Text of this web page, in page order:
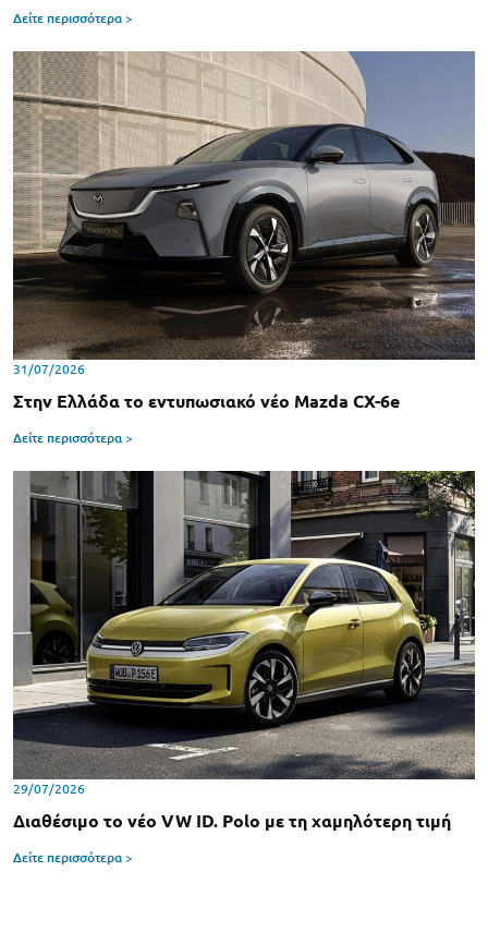
Δείτε περισσότερα >
31/07/2026
Στην Ελλάδα το εντυπωσιακό νέο Mazda CX-6e
Δείτε περισσότερα >
29/07/2026
Διαθέσιμο το νέο VW ID. Polo με τη χαμηλότερη τιμή
Δείτε περισσότερα >